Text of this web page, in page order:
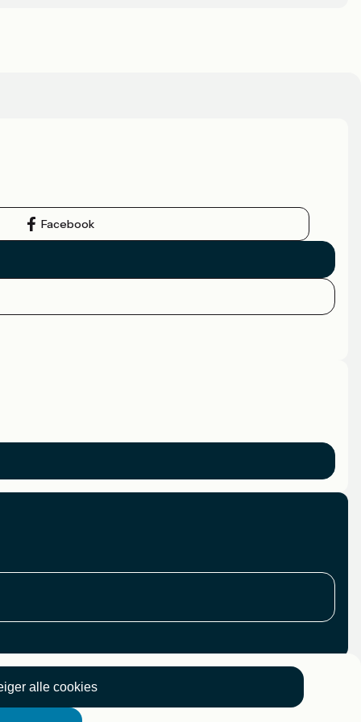
Facebook
alle cookies